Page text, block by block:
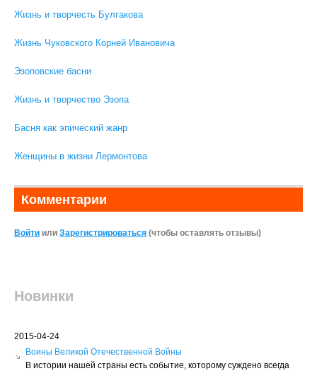
Жизнь и творчесть Булгакова
Жизнь Чуковского Корней Ивановича
Эзоповские басни
Жизнь и творчество Эзопа
Басня как эпический жанр
Женщины в жизни Лермонтова
Комментарии
Войти или Зарегистрироваться (чтобы оставлять отзывы)
Новинки
2015-04-24
Воины Великой Отечественной Войны
В истории нашей страны есть событие, которому суждено всегда